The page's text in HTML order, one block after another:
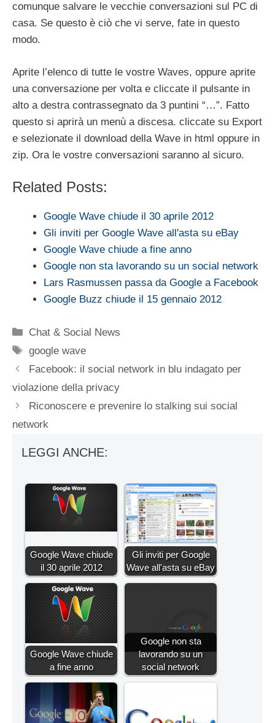
comunque salvare le vecchie conversazioni sul PC di
casa. Se questo è ciò che vi serve, fate in questo
modo.
Aprite l’elenco di tutte le vostre Waves, oppure aprite
una conversazione per volta e cliccate il pulsante in
alto a destra contrassegnato da 3 puntini “…”. Fatto
questo si aprirà un menù a discesa. cliccate su Export
e selezionate il download della Wave in html oppure in
zip. Ora le vostre conversazioni saranno al sicuro.
Related Posts:
Google Wave chiude il 30 aprile 2012
Gli inviti per Google Wave all'asta su eBay
Google Wave chiude a fine anno
Google non sta lavorando su un social network
Lars Rasmussen passa da Google a Facebook
Google Buzz chiude il 15 gennaio 2012
Categorie
Chat & Social News
Tag
google wave
Facebook: il social network in blu indagato per
violazione della privacy
Riconoscere e prevenire lo stalking sui social
network
LEGGI ANCHE:
Google Wave chiude
il 30 aprile 2012
Gli inviti per Google
Wave all'asta su eBay
Google Wave chiude
a fine anno
Google non sta
lavorando su un
social network